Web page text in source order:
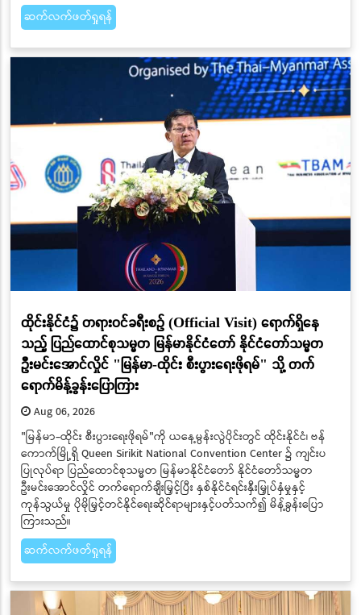
ဆက်လက်ဖတ်ရှုရန်
ထိုင်းနိုင်ငံ၌ တရားဝင်ခရီးစဉ် (Official Visit) ရောက်ရှိနေ
သည့် ပြည်ထောင်စုသမ္မတ မြန်မာနိုင်ငံတော် နိုင်ငံတော်သမ္မတ
ဦးမင်းအောင်လှိုင် "မြန်မာ-ထိုင်း စီးပွားရေးဖိုရမ်" သို့ တက်
ရောက်မိန့်ခွန်းပြောကြား
Aug 06, 2026
"မြန်မာ-ထိုင်း စီးပွားရေးဖိုရမ်"ကို ယနေ့မွန်းလွဲပိုင်းတွင် ထိုင်းနိုင်ငံ၊ ဗန်
ကောက်မြို့ရှိ Queen Sirikit National Convention Center ၌ ကျင်းပ
ပြုလုပ်ရာ ပြည်ထောင်စုသမ္မတ မြန်မာနိုင်ငံတော် နိုင်ငံတော်သမ္မတ
ဦးမင်းအောင်လှိုင် တက်ရောက်ချီးမြှင့်ပြီး နှစ်နိုင်ငံရင်းနှီးမြှုပ်နှံမှုနှင့်
ကုန်သွယ်မှု ပိုမိုမြှင့်တင်နိုင်ရေးဆိုင်ရာများနှင့်ပတ်သက်၍ မိန့်ခွန်းပြော
ကြားသည်။
ဆက်လက်ဖတ်ရှုရန်